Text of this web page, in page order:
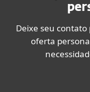
Deixe seu
oferta